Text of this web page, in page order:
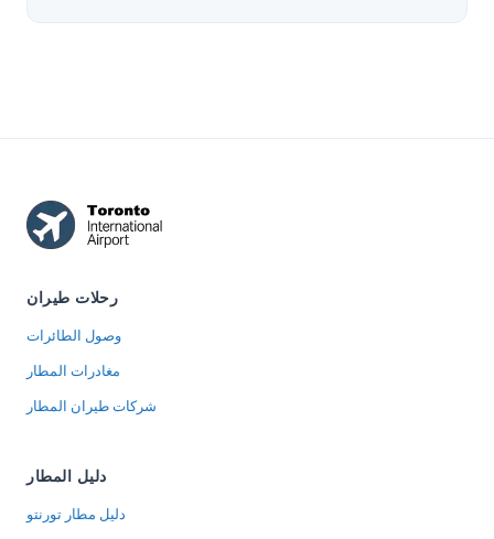
رحلات طيران
وصول الطائرات
مغادرات المطار
شركات طيران المطار
دليل المطار
دليل مطار تورنتو